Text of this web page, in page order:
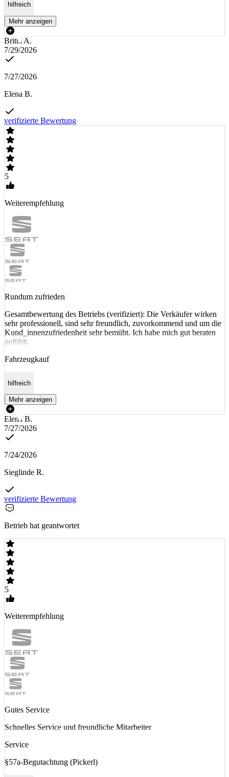
hilfreich
Mehr anzeigen
Britta A.
7/29/2026
7/27/2026
Elena B.
verifizierte Bewertung
5
Weiterempfehlung
Rundum zufrieden
Gesamtbewertung des Betriebs (verifiziert): Die Verkäufer wirken
sehr professionell, sind sehr freundlich, zuvorkommend und um die
Kund_innenzufriedenheit sehr bemüht. Ich habe mich gut beraten
gefühlt.
Fahrzeugkauf
hilfreich
Mehr anzeigen
Elena B.
7/27/2026
7/24/2026
Sieglinde R.
verifizierte Bewertung
Betrieb hat geantwortet
5
Weiterempfehlung
Gutes Service
Schnelles Service und freundliche Mitarbeiter
Service
§57a-Begutachtung (Pickerl)